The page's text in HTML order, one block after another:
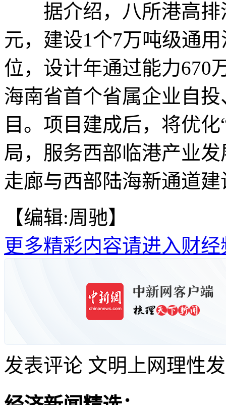
据介绍，八所港高排
元，建设1个7万吨级通
位，设计年通过能力670
海南省首个省属企业自
目。项目建成后，将优
局，服务西部临港产业
走廊与西部陆海新通道
【编辑:周驰】
更多精彩内容请进入财经
发表评论 文明上网理性